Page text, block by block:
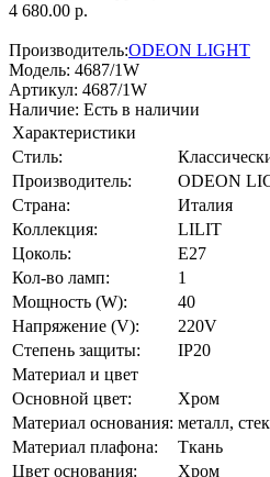
4 680.00 р.
Производитель:ODEON LIGHT
Модель: 4687/1W
Артикул: 4687/1W
Наличие: Есть в наличии
Характеристики
Стиль:
Производитель:
ODEON
Страна:
Италия
Коллекция:
LILIT
Цоколь:
E27
Кол-во ламп:
1
Мощность (W):
40
Напряжение (V):
220V
Степень защиты:
IP20
Материал и цвет
Основной цвет:
Хром
Материал основания: металл,
Материал плафона:
Ткань
Цвет основания:
Хром